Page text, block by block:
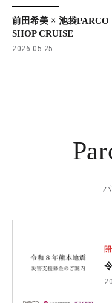
前田希美 × 池袋PARCO
SHOP CRUISE
2026.05.25